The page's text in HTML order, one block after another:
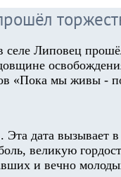
селе Липовец
«Пока мы живы -
Эта дата вызывает
великую
и вечно